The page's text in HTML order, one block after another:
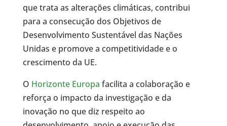
que trata as alterações climáticas, contribui
para a consecução dos Objetivos de
Desenvolvimento Sustentável das Nações
Unidas e promove a competitividade e o
crescimento da UE.
O Horizonte Europa facilita a colaboração e
reforça o impacto da investigação e da
inovação no que diz respeito ao